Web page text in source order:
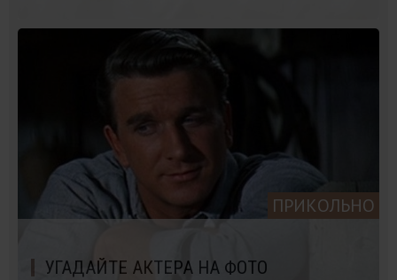
ПРИКОЛЬНО
УГАДАЙТЕ АКТЕРА НА ФОТО